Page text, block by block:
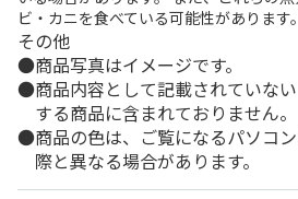
ビ・カニを食べている可能性があります。
その他
商品写真はイメージです。
商品内容として記載されていな
する商品に含まれておりません。
商品の色は、ご覧になるパソコ
際と異なる場合があります。